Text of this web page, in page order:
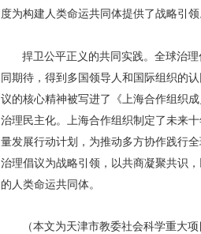
度为构建人类命运共同体提供了战略引领
捍卫公平正义的共同实践。全球治
同期待，得到多国领导人和国际组织的
议的核心精神被写进了《上海合作组织
治理民主化。上海合作组织制定了未来
量发展行动计划，为推动多方协作践行
治理倡议为战略引领，以共商凝聚共识
的人类命运共同体。
（本文为天津市教委社会科学重大